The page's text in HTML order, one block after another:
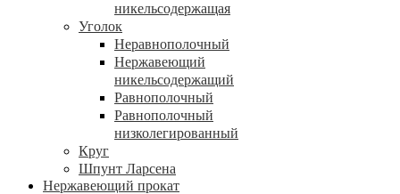
никельсодержащая
Уголок
Неравнополочный
Нержавеющий
никельсодержащий
Равнополочный
Равнополочный
низколегированный
Круг
Шпунт Ларсена
Нержавеющий прокат